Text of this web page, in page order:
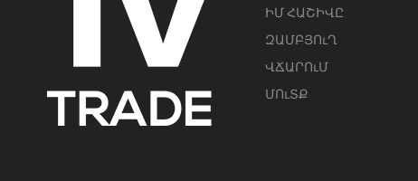
ԻՄ ՀԱՇԻՎԸ
ԶԱՄԲՅՈւՂ
ՎՃԱՐՈւՄ
ՄՈւՏՔ